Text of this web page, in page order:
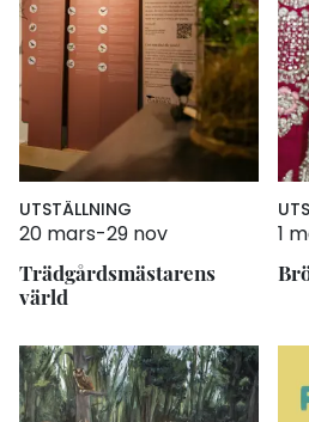
UTSTÄLLNING
20 mars-29 nov
Trädgårdsmästarens
värld
1